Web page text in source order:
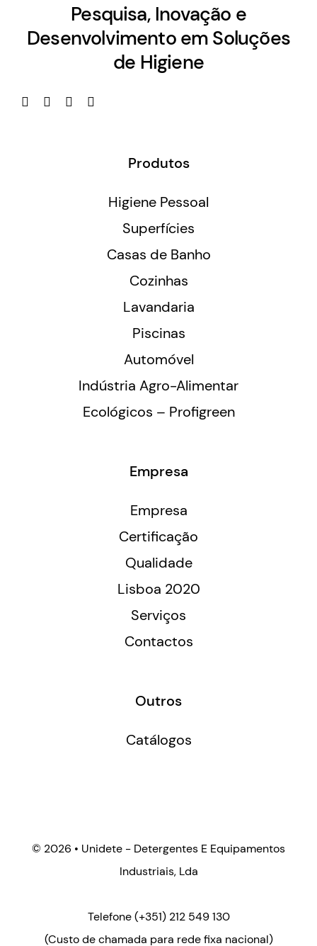
Pesquisa, Inovação e
Desenvolvimento em Soluções
de Higiene
Produtos
Higiene Pessoal
Superfícies
Casas de Banho
Cozinhas
Lavandaria
Piscinas
Automóvel
Indústria Agro-Alimentar
Ecológicos – Profigreen
Empresa
Empresa
Certificação
Qualidade
Lisboa 2020
Serviços
Contactos
Outros
Catálogos
© 2026 • Unidete - Detergentes E Equipamentos
Industriais, Lda
Telefone(+351) 212 549 130
(Custo de chamada para rede fixa nacional)